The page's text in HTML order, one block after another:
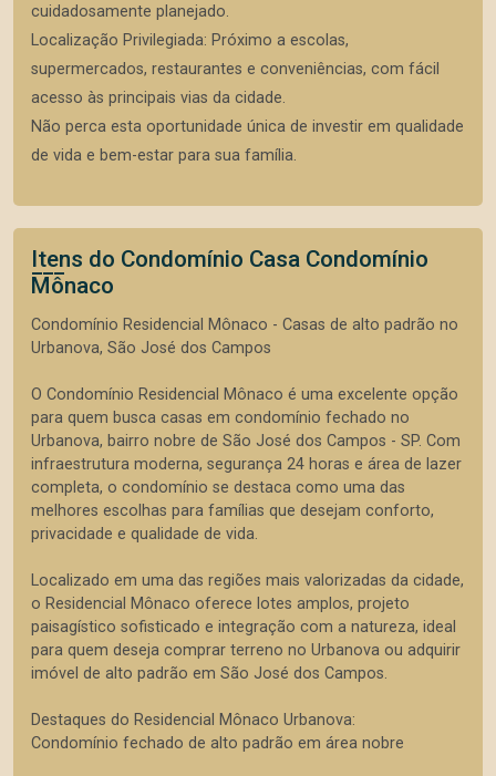
cuidadosamente planejado.
Localização Privilegiada: Próximo a escolas,
supermercados, restaurantes e conveniências, com fácil
acesso às principais vias da cidade.
Não perca esta oportunidade única de investir em qualidade
de vida e bem-estar para sua família.
Itens do Condomínio Casa Condomínio
Mônaco
Condomínio Residencial Mônaco - Casas de alto padrão no
Urbanova, São José dos Campos
O Condomínio Residencial Mônaco é uma excelente opção
para quem busca casas em condomínio fechado no
Urbanova, bairro nobre de São José dos Campos - SP. Com
infraestrutura moderna, segurança 24 horas e área de lazer
completa, o condomínio se destaca como uma das
melhores escolhas para famílias que desejam conforto,
privacidade e qualidade de vida.
Localizado em uma das regiões mais valorizadas da cidade,
o Residencial Mônaco oferece lotes amplos, projeto
paisagístico sofisticado e integração com a natureza, ideal
para quem deseja comprar terreno no Urbanova ou adquirir
imóvel de alto padrão em São José dos Campos.
Destaques do Residencial Mônaco Urbanova:
Condomínio fechado de alto padrão em área nobre